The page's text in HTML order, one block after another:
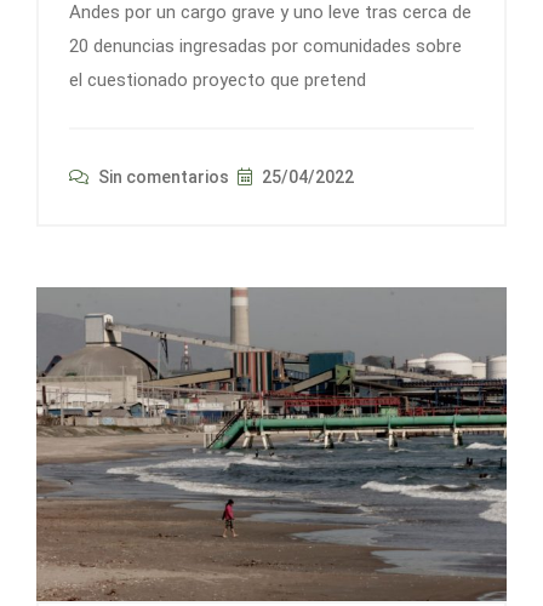
Andes por un cargo grave y uno leve tras cerca de
20 denuncias ingresadas por comunidades sobre
el cuestionado proyecto que pretend
Sin comentarios 25/04/2022